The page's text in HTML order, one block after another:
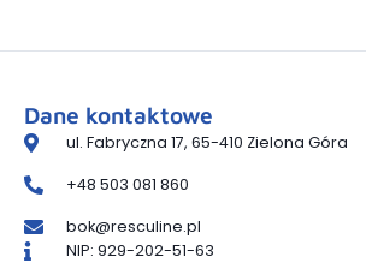
Dane kontaktowe
ul. Fabryczna 17, 65-410 Zielona Góra
+48 503 081 860
bok@resculine.pl
NIP: 929-202-51-63